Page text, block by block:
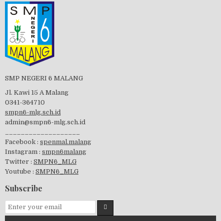
Tes Matrikulasi 2019
visitasi PPK 2019
GSF 2019
SMP NEGERI 6 MALANG
Jl. Kawi 15 A Malang
0341-364710
smpn6-mlg.sch.id
admin@smpn6-mlg.sch.id
Facebook : spenmal.malang
Instagram : smpn6malang
Twitter : SMPN6_MLG
Youtube : SMPN6_MLG
Subscribe